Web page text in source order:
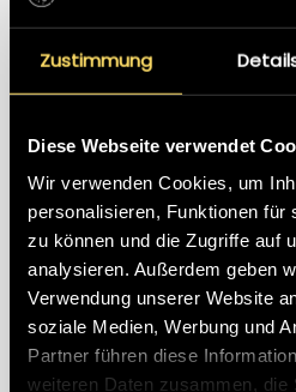
Zustimmung
Diese Webseite verwendet
Wir verwenden Cookies, um
personalisieren, Funktionen für
zu können und die Zugriffe auf
analysieren. Außerdem geben
Verwendung unserer Website
soziale Medien, Werbung und
Partner führen diese
weiteren Daten zusammen, die
Mit der Erfahrung von über
leistungsfähigen
Entwicklern, Software-
Technikern bieten wir
selbstverständlich
DETAILS